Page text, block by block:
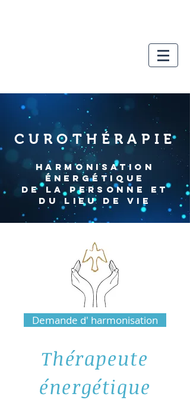
CUROTHÉRAPIE
​HARMONISATION
ÉNERGÉTIQUE
DE LA PERSONNE et
du LIEU de vie
Demande d' harmonisation
Thérapeute
énergétique